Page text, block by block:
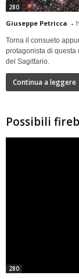
280
Giuseppe Petricca -
Torna il consueto
protagonista di questa
del Sagittario.
Continua a leggere
Possibili
280